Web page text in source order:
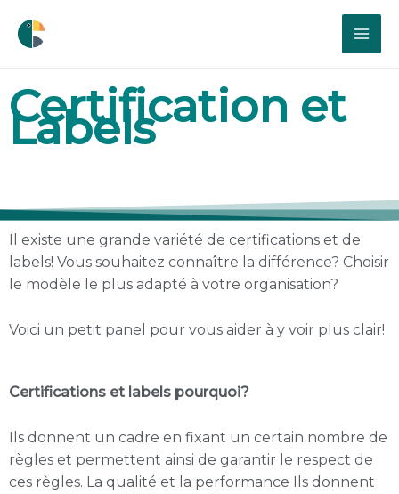
Certification et
Labels
Il existe une grande variété de certifications et de
labels! Vous souhaitez connaître la différence? Choisir
le modèle le plus adapté à votre organisation?
Voici un petit panel pour vous aider à y voir plus clair!
Certifications et labels pourquoi?
Ils donnent un cadre en fixant un certain nombre de
règles et permettent ainsi de garantir le respect de
ces règles. La qualité et la performance Ils donnent